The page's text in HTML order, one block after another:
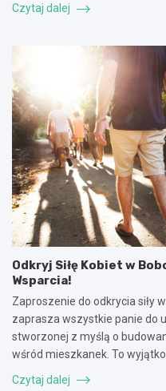
Czytaj dalej
Odkryj Siłę Kobiet w
Wsparcia!
Zaproszenie do odkrycia siły
zaprasza wszystkie panie do
stworzonej z myślą o
wśród mieszkanek. To
Czytaj dalej